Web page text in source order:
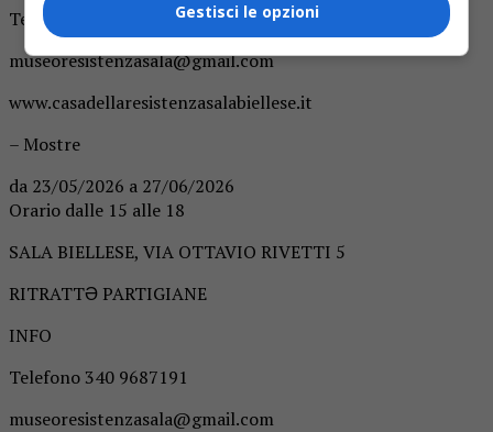
Telefono 340 9687191
museoresistenzasala@gmail.com
www.casadellaresistenzasalabiellese.it
– Mostre
da 23/05/2026 a 27/06/2026
Orario dalle 15 alle 18
SALA BIELLESE, VIA OTTAVIO RIVETTI 5
RITRATTƏ PARTIGIANE
INFO
Telefono 340 9687191
museoresistenzasala@gmail.com
Gestisci le opzioni